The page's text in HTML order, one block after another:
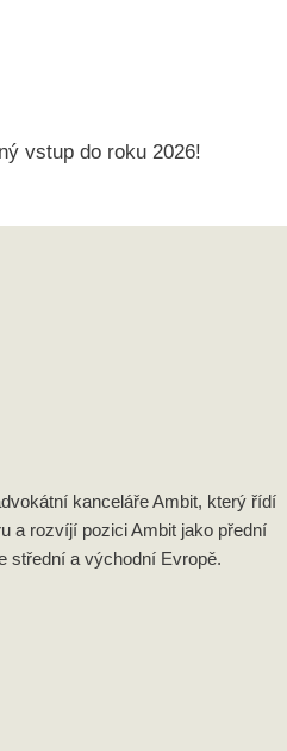
vstup do roku 2026!
kanceláře Ambit, který řídí
a rozvíjí pozici Ambit jako přední
střední a východní Evropě.